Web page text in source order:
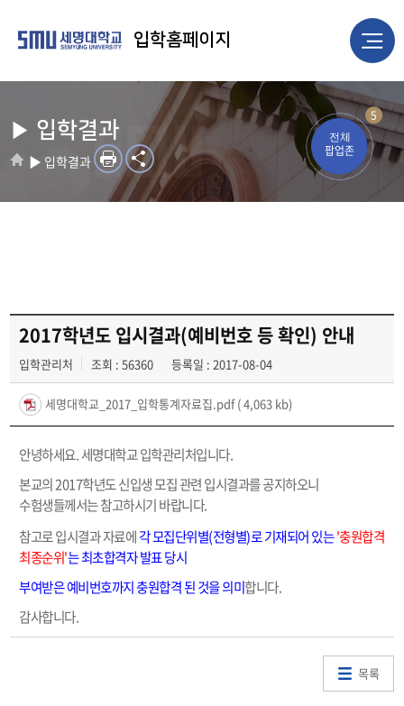
5
전체
팝업존
입학홈페이지
▶ 입학결과
▶ 입학결과
2017학년도 입시결과(예비번호 등 확인) 안내
입학관리처 조회 : 56360 등록일 : 2017-08-04
세명대학교_2017_입학통계자료집.pdf( 4,063 kb)
안녕하세요. 세명대학교 입학관리처입니다.
본교의 2017학년도 신입생 모집 관련 입시결과를 공지하오니
수험생들께서는 참고하시기 바랍니다.
참고로 입시결과 자료에각 모집단위별(전형별)로 기재되어 있는'충원합격
최종순위'는 최초합격자 발표 당시
부여받은 예비번호까지 충원합격 된 것을 의미합니다.
감사합니다.
목록